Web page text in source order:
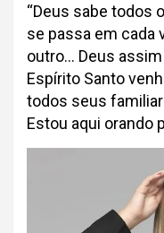
“Deus sabe todos
se passa em cada
outro… Deus
Espírito Santo
todos seus
Estou aqui orando